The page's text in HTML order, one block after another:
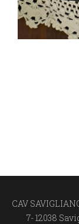
CAV
7- 12038